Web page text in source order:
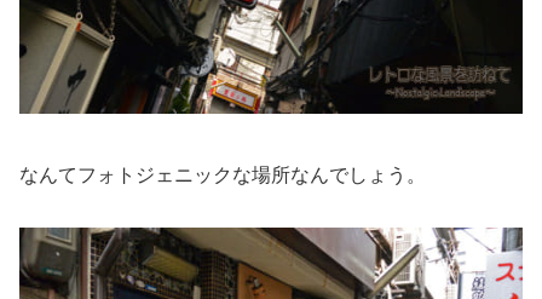
なんてフォトジェニックな場所なんでしょう。